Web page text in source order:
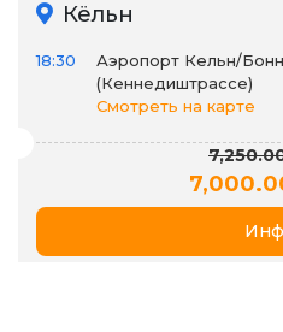
Кёльн
18:30
Аэропорт Кельн/
(Кеннедиштрассе)
Смотреть на карте